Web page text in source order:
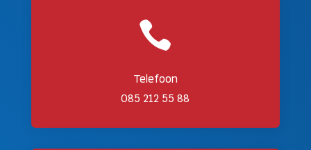

Telefoon
085 212 55 88